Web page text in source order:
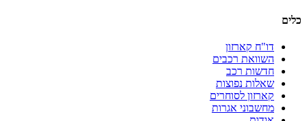
כלים
דו"ח קארזון
השוואת רכבים
חדשות רכב
שאלות נפוצות
קארזון לסוחרים
מחשבוני אגרות